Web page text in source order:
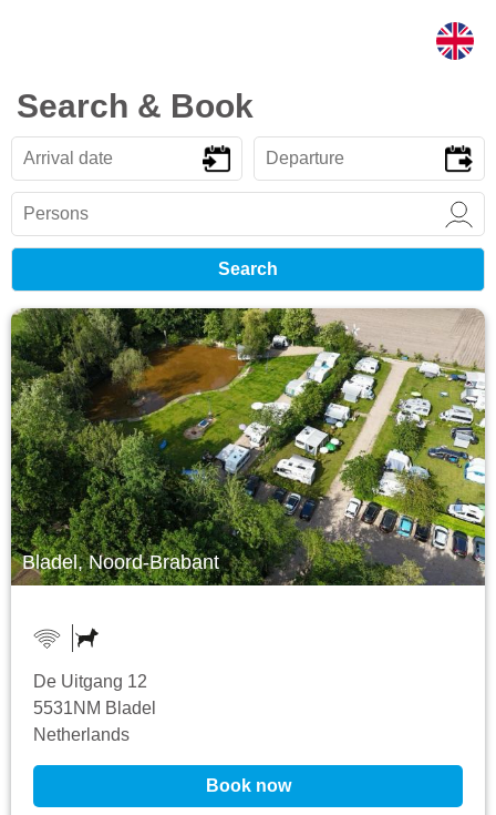
Search & Book
Bladel, Noord-Brabant
De Uitgang 12
5531NM Bladel
Netherlands
Book now